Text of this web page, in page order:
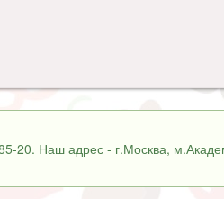
20. Наш адрес - г.Москва,